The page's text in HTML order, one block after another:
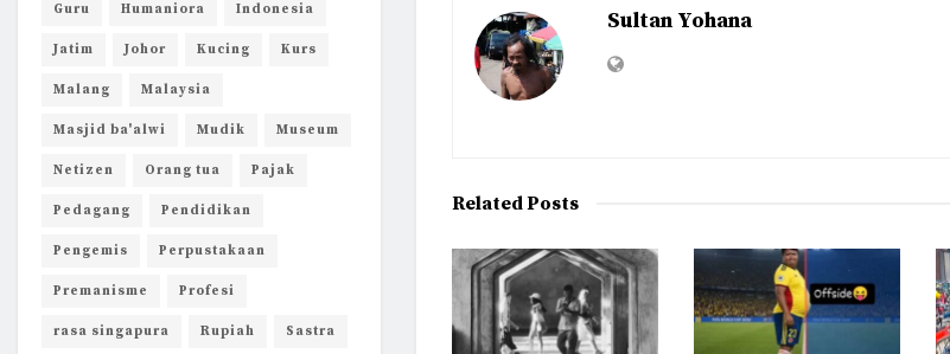
Sultan Yohana
RelatedPosts
Guru Humaniora Indonesia
Jatim Johor Kucing Kurs
Malang Malaysia
Masjid ba'alwi Mudik Museum
Netizen Orang tua Pajak
Pedagang Pendidikan
Pengemis Perpustakaan
Premanisme Profesi
rasa singapura Rupiah Sastra